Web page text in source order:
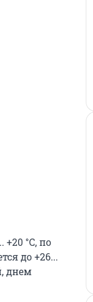
°С, по
до +26...
днем